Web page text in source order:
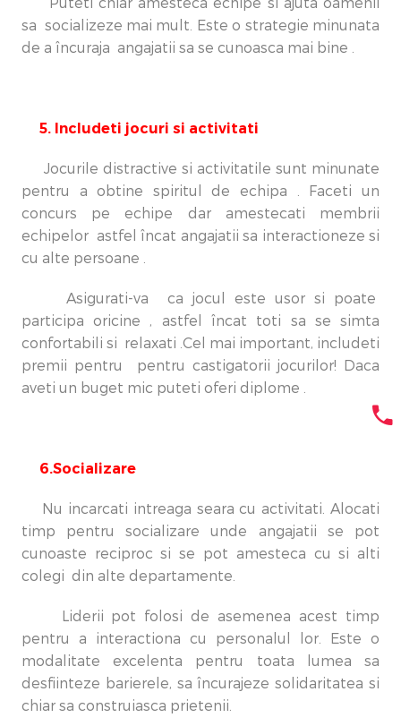
sa socializeze mai mult. Este o strategie minunata
de a încuraja angajatii sa se cunoasca mai bine .
5. Includeti jocuri si activitati
Jocurile distractive si activitatile sunt minunate
pentru a obtine spiritul de echipa . Faceti un
concurs pe echipe dar amestecati membrii
echipelor astfel încat angajatii sa interactioneze si
cu alte persoane .
Asigurati-va ca jocul este usor si poate
participa oricine , astfel încat toti sa se simta
confortabili si relaxati .Cel mai important, includeti
premii pentru pentru castigatorii jocurilor! Daca
aveti un buget mic puteti oferi diplome .
6.Socializare
Nu incarcati intreaga seara cu activitati. Alocati
timp pentru socializare unde angajatii se pot
cunoaste reciproc si se pot amesteca cu si alti
colegi din alte departamente.
Liderii pot folosi de asemenea acest timp
pentru a interactiona cu personalul lor. Este o
modalitate excelenta pentru toata lumea sa
desfiinteze barierele, sa încurajeze solidaritatea si
chiar sa construiasca prietenii.